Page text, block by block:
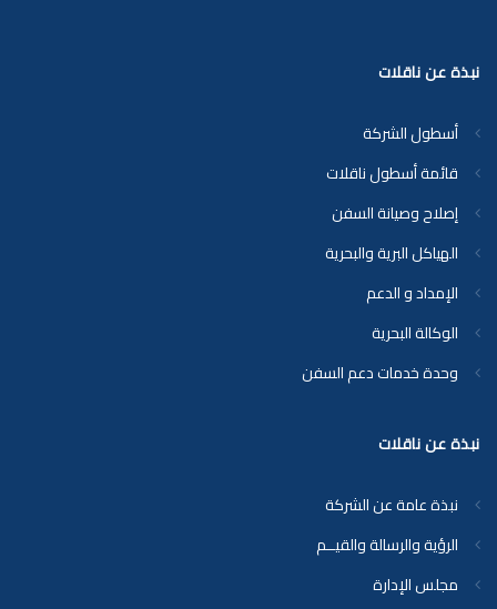
نبذة عن ناقلات
أسطول الشركة
قائمة أسطول ناقلات
إصلاح وصيانة السفن
الهياكل البرية والبحرية
الإمداد و الدعم
الوكالة البحرية
وحدة خدمات دعم السفن
نبذة عن ناقلات
نبذة عامة عن الشركة
الرؤية والرسالة والقيــم
مجلس الإدارة